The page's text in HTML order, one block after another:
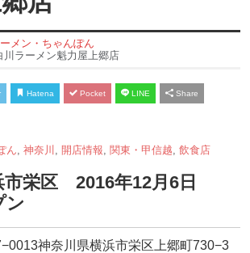
メン・ちゃんぽん
川ラーメン魁力屋上郷店
Hatena Pocket LINE Share
ん
神奈川 開店情報 関東・甲信越 飲食店
市栄区 2016年12月6日
ン
神奈川県横浜市栄区上郷町730−3